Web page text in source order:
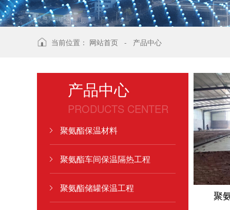
当前位置： 网站首页 - 产品中心
产品中心
PRODUCTS CENTER
聚氨酯保温材料
聚氨酯车间保温隔热工程
聚氨酯储罐保温工程
聚